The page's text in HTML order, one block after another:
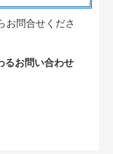
お問合せくださ
るお問い合わせ